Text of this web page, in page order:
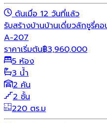
ดันเมื่อ 12 วันที่แล้ว
รับสร้างบ้านบ้านเดี่ยวลักชูรี่คอ
A-207
ราคาเริ่มต้น฿3,960,000
5 ห้อง
3 น้ำ
2 คัน
2 ชั้น
220 ตร.ม